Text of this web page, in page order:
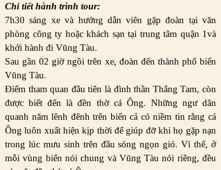
Chi tiết hành trình tour:
7h30 sáng xe và hướng dẫn viên gặp đoàn tại văn
phòng công ty hoặc khách sạn tại trung tâm quận 1và
khởi hành đi Vũng Tàu.
Sau gần 02 giờ ngồi trên xe, đoàn đến thành phố biển
Vũng Tàu.
Điểm tham quan đầu tiên là đình thần Thắng Tam, còn
được biết đến là đền thờ cá Ông. Những ngư dân
quanh năm lênh đênh trên biển cả có niềm tin rằng cá
Ông luôn xuất hiện kịp thời để giúp đỡ khi họ gặp nạn
trong lúc mưu sinh trên đầu sóng ngọn gió. Vì thế, ở
mỗi vùng biển nói chung và Vũng Tàu nói riêng, đều